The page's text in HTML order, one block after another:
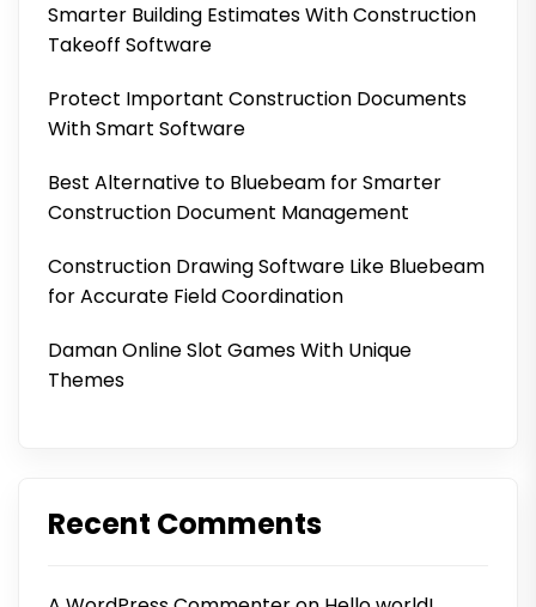
Smarter Building Estimates With Construction
Takeoff Software
Protect Important Construction Documents
With Smart Software
Best Alternative to Bluebeam for Smarter
Construction Document Management
Construction Drawing Software Like Bluebeam
for Accurate Field Coordination
Daman Online Slot Games With Unique
Themes
Recent Comments